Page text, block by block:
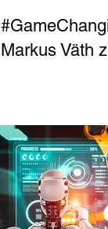
Markus Väth